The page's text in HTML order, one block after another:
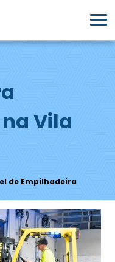
Vila
de Empilhadeira